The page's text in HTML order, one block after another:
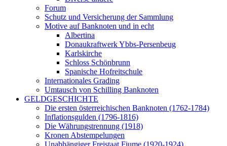
Forum
Schutz und Versicherung der Sammlung
Motive auf Banknoten und in echt
Albertina
Donaukraftwerk Ybbs-Persenbeug
Karlskirche
Schloss Schönbrunn
Spanische Hofreitschule
Internationales Grading
Umtausch von Schilling Banknoten
GELDGESCHICHTE
Die ersten österreichischen Banknoten (1762-1784)
Inflationsgulden (1796-1816)
Die Währungstrennung (1918)
Kronen Abstempelungen
Unabhängiger Freistaat Fiume (1920-1924)